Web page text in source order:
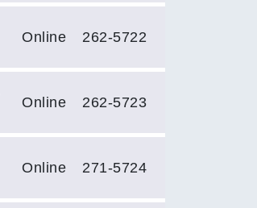
Online 262-5722
Online 262-5723
Online 271-5724